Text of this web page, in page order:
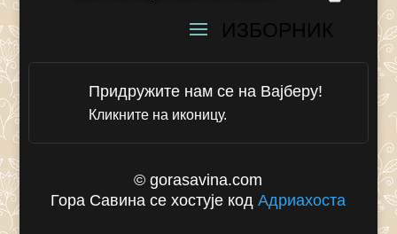
Придружите нам се на Вајберу!
Кликните на иконицу.
© gorasavina.com
Гора Савина се хостује кодАдриахоста